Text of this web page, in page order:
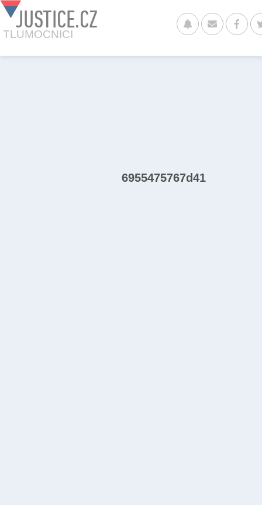
JUSTICE.CZ
TLUMOCNICI
6955475767d41